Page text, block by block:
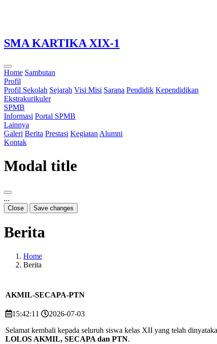
SMA KARTIKA XIX-1
Home Sambutan
Profil
Profil Sekolah Sejarah Visi Misi Sarana Pendidik Kependidikan
Ekstrakurikuler
SPMB
Informasi Portal SPMB
Lainnya
Galeri Berita Prestasi Kegiatan Alumni
Kontak
Modal title
...
Close Save changes
Berita
Home
Berita
AKMIL-SECAPA-PTN
15:42:11
2026-07-03
Selamat kembali kepada seluruh siswa kelas XII yang telah
LOLOS AKMIL, SECAPA dan PTN.